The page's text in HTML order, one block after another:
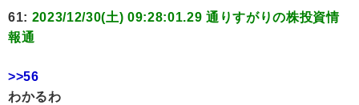
61: 2023/12/30(土) 09:28:01.29 通りすがりの株投資情
報通
>>56
わかるわ